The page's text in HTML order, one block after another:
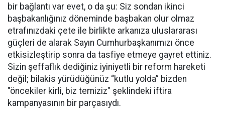
bir bağlantı var evet, o da şu: Siz sondan ikinci
başbakanlığınız döneminde başbakan olur olmaz
etrafınızdaki çete ile birlikte arkanıza uluslararası
güçleri de alarak Sayın Cumhurbaşkanımızı önce
etkisizleştirip sonra da tasfiye etmeye gayret ettiniz.
Sizin şeffaflık dediğiniz iyiniyetli bir reform hareketi
değil; bilakis yürüdüğünüz “kutlu yolda” bizden
"öncekiler kirli, biz temiziz" şeklindeki iftira
kampanyasının bir parçasıydı.